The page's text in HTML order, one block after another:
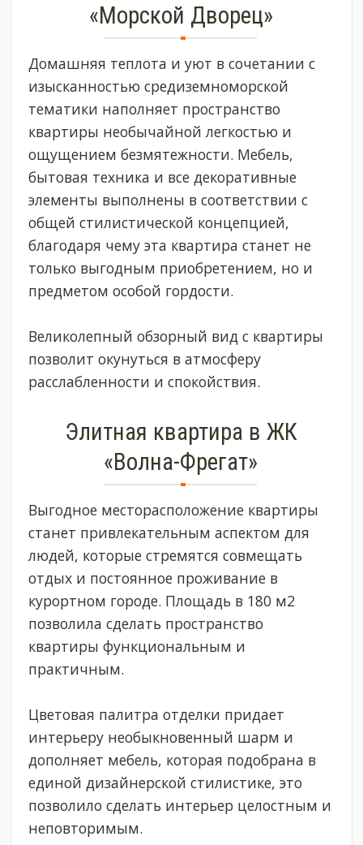
«Морской Дворец»
Домашняя теплота и уют в сочетании с
изысканностью средиземноморской
тематики наполняет пространство
квартиры необычайной легкостью и
ощущением безмятежности. Мебель,
бытовая техника и все декоративные
элементы выполнены в соответствии с
общей стилистической концепцией,
благодаря чему эта квартира станет не
только выгодным приобретением, но и
предметом особой гордости.
Великолепный обзорный вид с квартиры
позволит окунуться в атмосферу
расслабленности и спокойствия.
Элитная квартира в ЖК
«Волна-Фрегат»
Выгодное месторасположение квартиры
станет привлекательным аспектом для
людей, которые стремятся совмещать
отдых и постоянное проживание в
курортном городе. Площадь в 180 м2
позволила сделать пространство
квартиры функциональным и
практичным.
Цветовая палитра отделки придает
интерьеру необыкновенный шарм и
дополняет мебель, которая подобрана в
единой дизайнерской стилистике, это
позволило сделать интерьер целостным и
неповторимым.